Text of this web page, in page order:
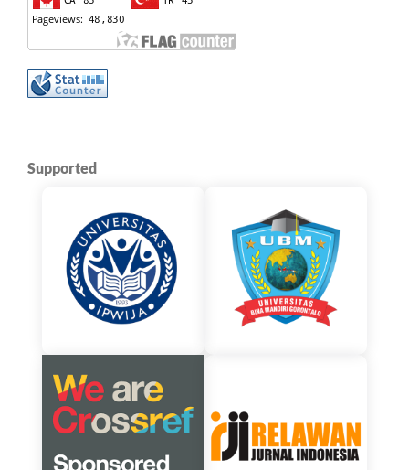
Supported